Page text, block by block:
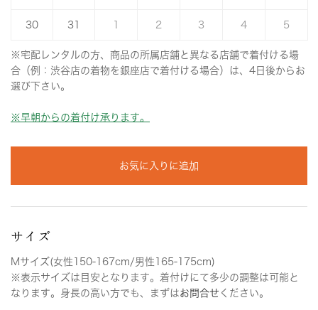
30 31 2 3 4 5
※宅配レンタルの方、商品の所属店舗と異なる店舗で着付ける場
合（例：渋谷店の着物を銀座店で着付ける場合）は、4日後からお
選び下さい。
※早朝からの着付け承ります。
お気に入りに追加
サイズ
Mサイズ(女性150-167cm/男性165-175cm)
※表示サイズは目安となります。着付けにて多少の調整は可能と
なります。身長の高い方でも、まずはお問合せ ください。